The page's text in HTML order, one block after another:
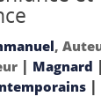
,
| Magnard |
|